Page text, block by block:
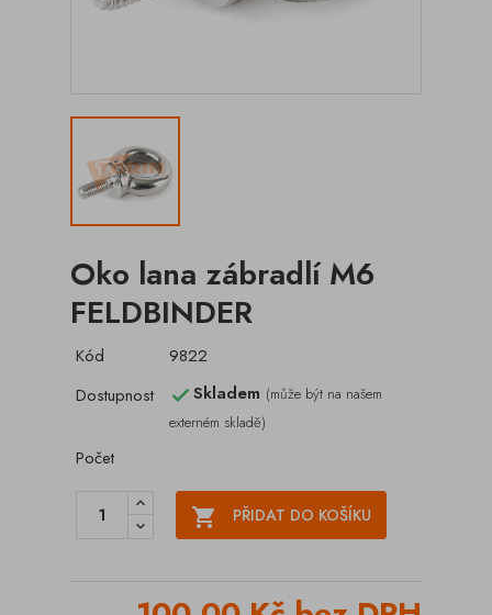
Oko lana zábradlí M6
FELDBINDER
Kód
9822
Dostupnost
Skladem (může být na našem
externém skladě)
Počet
 PŘIDAT DO KOŠÍKU